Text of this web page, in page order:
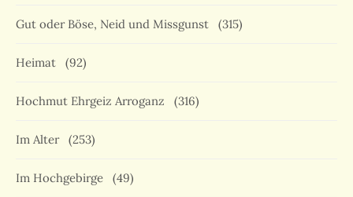
Gut oder Böse, Neid und Missgunst (315)
Heimat (92)
Hochmut Ehrgeiz Arroganz (316)
Im Alter (253)
Im Hochgebirge (49)